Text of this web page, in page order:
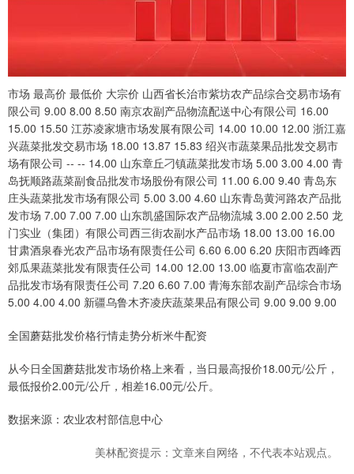
市场 最高价 最低价 大宗价 山西省长治市紫坊农产品综合交易市场有
限公司 9.00 8.00 8.50 南京农副产品物流配送中心有限公司 16.00
15.00 15.50 江苏凌家塘市场发展有限公司 14.00 10.00 12.00 浙江嘉
兴蔬菜批发交易市场 18.00 13.87 15.83 绍兴市蔬菜果品批发交易市
场有限公司 -- -- 14.00 山东章丘刁镇蔬菜批发市场 5.00 3.00 4.00 青
岛抚顺路蔬菜副食品批发市场股份有限公司 11.00 6.00 9.40 青岛东
庄头蔬菜批发市场有限公司 5.00 3.00 4.60 山东青岛黄河路农产品批
发市场 7.00 7.00 7.00 山东凯盛国际农产品物流城 3.00 2.00 2.50 龙
门实业（集团）有限公司西三街农副水产品市场 18.00 13.00 16.00
甘肃酒泉春光农产品市场有限责任公司 6.60 6.00 6.20 庆阳市西峰西
郊瓜果蔬菜批发有限责任公司 14.00 12.00 13.00 临夏市富临农副产
品批发市场有限责任公司 7.20 6.60 7.00 青海东部农副产品综合市场
5.00 4.00 4.00 新疆乌鲁木齐凌庆蔬菜果品有限公司 9.00 9.00 9.00
全国蘑菇批发价格行情走势分析米牛配资
从今日全国蘑菇批发市场价格上来看，当日最高报价18.00元/公斤，
最低报价2.00元/公斤，相差16.00元/公斤。
数据来源：农业农村部信息中心
美林配资提示：文章来自网络，不代表本站观点。